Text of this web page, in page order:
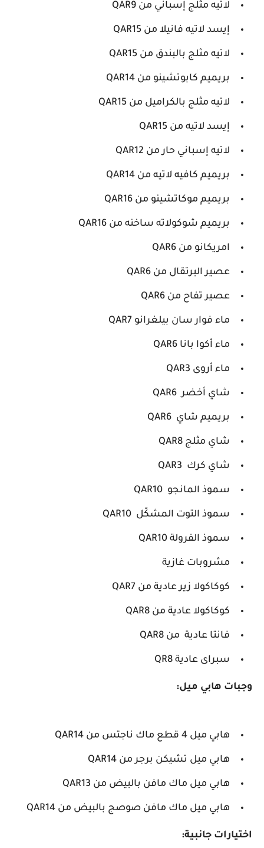
لاتيه مثلج إسباني من QAR9
إيسد لاتيه فانيلا من QAR15
لاتيه مثلج بالبندق من QAR15
بريميم كابوتشينو من QAR14
لاتيه مثلج بالكراميل من QAR15
إيسد لاتيه من QAR15
لاتيه إسباني حار من QAR12
بريميم كافيه لاتيه من QAR14
بريميم موكاتشينو من QAR16
بريميم شوكولاته ساخنه من QAR16
امريكانو من QAR6
عصير البرتقال من QAR6
عصير تفاح من QAR6
ماء فوار سان بيلغرانو QAR7
ماء أكوا بانا QAR6
ماء أروى QAR3
شاي أخضر QAR6
بريميم شاي QAR6
شاي مثلج QAR8
شاي كرك QAR3
سموذ المانجو QAR10
سموذ التوت المشكّل QAR10
سموذ الفرولة QAR10
مشروبات غازية
كوكاكولا زير عادية من QAR7
كوكاكولا عادية من QAR8
فانتا عادية من QAR8
سبراى عادية QR8
وجبات هابي ميل:
هابي ميل 4 قطع ماك ناجتس من QAR14
هابي ميل تشيكن برجر من QAR14
هابي ميل ماك مافن بالبيض من QAR13
هابي ميل ماك مافن صوصج بالبيض من QAR14
اختيارات جانبية: